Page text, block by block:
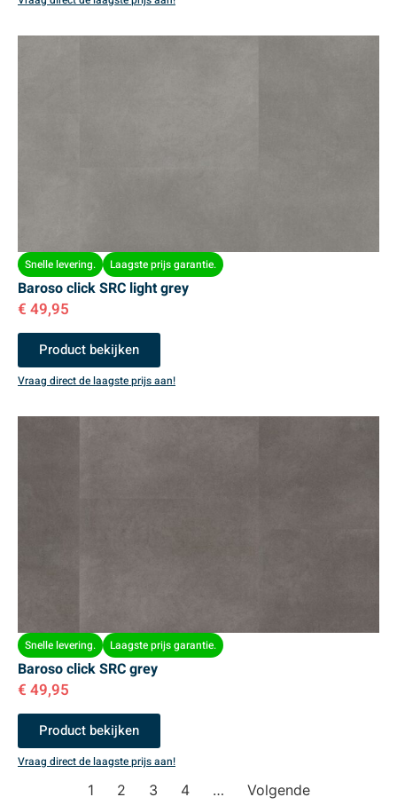
Snelle levering. Laagste prijs garantie.
Baroso click SRC light grey
€ 49,95
Product bekijken
Vraag direct de laagste prijs aan!
Snelle levering. Laagste prijs garantie.
Baroso click SRC grey
€ 49,95
Product bekijken
Vraag direct de laagste prijs aan!
1 2 3 4 … Volgende